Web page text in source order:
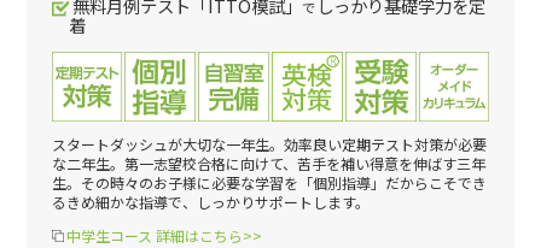
無料月例テスト「ITTO模試」 で しっかり基礎学力を定
着
スタートダッシュが大切な一年生。効率良い定期テスト対策が必要
な二年生。第一志望校合格に向けて、苦手を補い得意を伸ばす三年
生。その時々のお子様に必要な学習を「個別指導」だからこそでき
るきめ細かな指導で、しっかりサポートします。
中学生コース 詳細はこちら>>